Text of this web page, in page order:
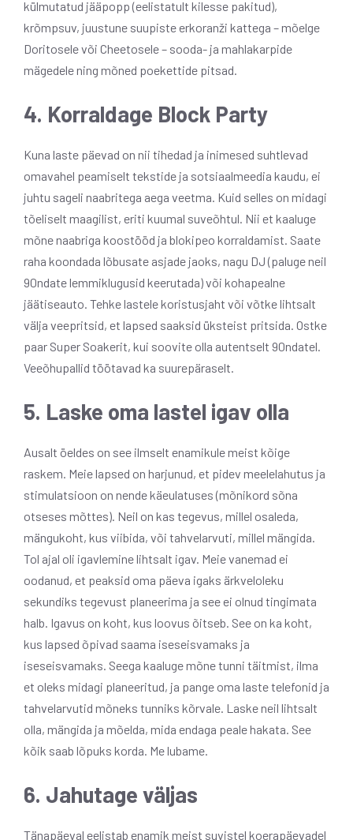
külmutatud jääpopp (eelistatult kilesse pakitud),
krõmpsuv, juustune suupiste erkoranži kattega – mõelge
Doritosele või Cheetosele – sooda- ja mahlakarpide
mägedele ning mõned poekettide pitsad.
4. Korraldage Block Party
Kuna laste päevad on nii tihedad ja inimesed suhtlevad
omavahel peamiselt tekstide ja sotsiaalmeedia kaudu, ei
juhtu sageli naabritega aega veetma. Kuid selles on midagi
tõeliselt maagilist, eriti kuumal suveõhtul. Nii et kaaluge
mõne naabriga koostööd ja blokipeo korraldamist. Saate
raha koondada lõbusate asjade jaoks, nagu DJ (paluge neil
90ndate lemmiklugusid keerutada) või kohapealne
jäätiseauto. Tehke lastele koristusjaht või võtke lihtsalt
välja veepritsid, et lapsed saaksid üksteist pritsida. Ostke
paar Super Soakerit, kui soovite olla autentselt 90ndatel.
Veeõhupallid töötavad ka suurepäraselt.
5. Laske oma lastel igav olla
Ausalt öeldes on see ilmselt enamikule meist kõige
raskem. Meie lapsed on harjunud, et pidev meelelahutus ja
stimulatsioon on nende käeulatuses (mõnikord sõna
otseses mõttes). Neil on kas tegevus, millel osaleda,
mängukoht, kus viibida, või tahvelarvuti, millel mängida.
Tol ajal oli igavlemine lihtsalt igav. Meie vanemad ei
oodanud, et peaksid oma päeva igaks ärkveloleku
sekundiks tegevust planeerima ja see ei olnud tingimata
halb. Igavus on koht, kus loovus õitseb. See on ka koht,
kus lapsed õpivad saama iseseisvamaks ja
iseseisvamaks. Seega kaaluge mõne tunni täitmist, ilma
et oleks midagi planeeritud, ja pange oma laste telefonid ja
tahvelarvutid mõneks tunniks kõrvale. Laske neil lihtsalt
olla, mängida ja mõelda, mida endaga peale hakata. See
kõik saab lõpuks korda. Me lubame.
6. Jahutage väljas
Tänapäeval eelistab enamik meist suvistel koerapäevadel